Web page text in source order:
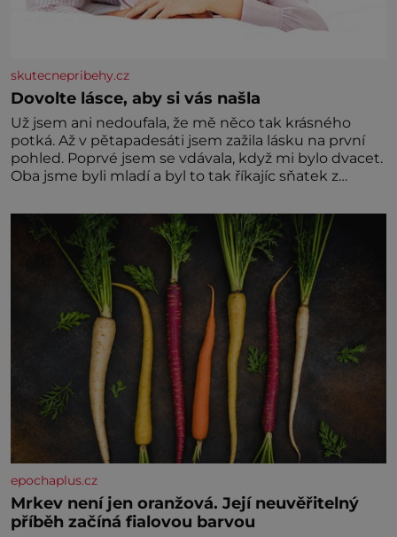
skutecnepribehy.cz
Dovolte lásce, aby si vás našla
Už jsem ani nedoufala, že mě něco tak krásného
potká. Až v pětapadesáti jsem zažila lásku na první
pohled. Poprvé jsem se vdávala, když mi bylo dvacet.
Oba jsme byli mladí a byl to tak říkajíc sňatek z
zaopatřený mladý muž. Manželství nám oběma moc
nesvědčilo, brzy jsme zjistili, že
epochaplus.cz
Mrkev není jen oranžová. Její neuvěřitelný
příběh začíná fialovou barvou